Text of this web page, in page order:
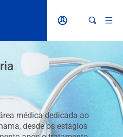
médica dedicada ao
desde os estágios